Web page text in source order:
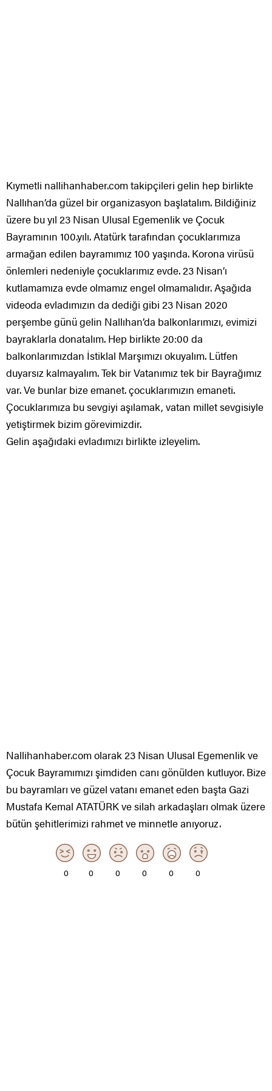
Kıymetli nallihanhaber.com takipçileri gelin hep birlikte
Nallıhan’da güzel bir organizasyon başlatalım. Bildiğiniz
üzere bu yıl 23 Nisan Ulusal Egemenlik ve Çocuk
Bayramının 100.yılı. Atatürk tarafından çocuklarımıza
armağan edilen bayramımız 100 yaşında. Korona virüsü
önlemleri nedeniyle çocuklarımız evde. 23 Nisan’ı
kutlamamıza evde olmamız engel olmamalıdır. Aşağıda
videoda evladımızın da dediği gibi 23 Nisan 2020
perşembe günü gelin Nallıhan’da balkonlarımızı, evimizi
bayraklarla donatalım. Hep birlikte 20:00 da
balkonlarımızdan İstiklal Marşımızı okuyalım. Lütfen
duyarsız kalmayalım. Tek bir Vatanımız tek bir Bayrağımız
var. Ve bunlar bize emanet. çocuklarımızın emaneti.
Çocuklarımıza bu sevgiyi aşılamak, vatan millet sevgisiyle
yetiştirmek bizim görevimizdir.
Gelin aşağıdaki evladımızı birlikte izleyelim.
Nallihanhaber.com olarak 23 Nisan Ulusal Egemenlik ve
Çocuk Bayramımızı şimdiden canı gönülden kutluyor. Bize
bu bayramları ve güzel vatanı emanet eden başta Gazi
Mustafa Kemal ATATÜRK ve silah arkadaşları olmak üzere
bütün şehitlerimizi rahmet ve minnetle anıyoruz.
0 0 0 0 0 0